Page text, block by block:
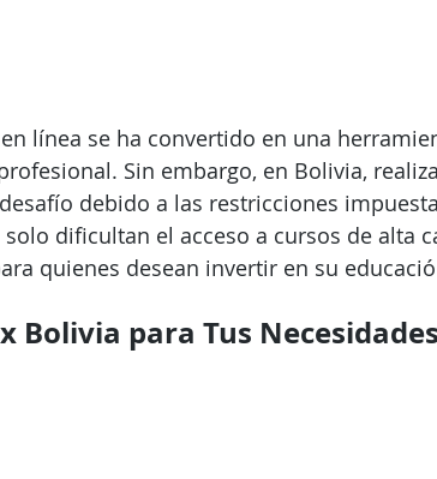
línea se ha convertido en una
Sin embargo, en Bolivia,
debido a las restricciones
dificultan el acceso a cursos de alta
quienes desean invertir en su
Bolivia para Tus